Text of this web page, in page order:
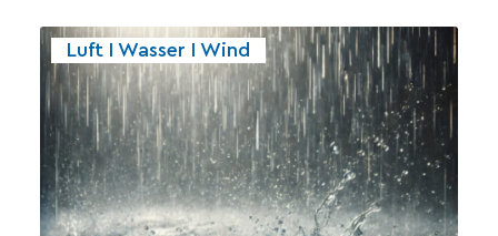
Luft I Wasser I Wind